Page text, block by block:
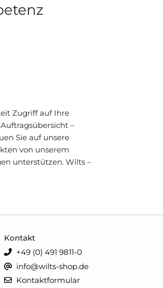
Zugriff auf Ihre
–
Sie auf unsere
von unserem
unterstützen. Wilts –
Kontakt
+49 (0) 491 9811-0
info@wilts-shop.de
Kontaktformular